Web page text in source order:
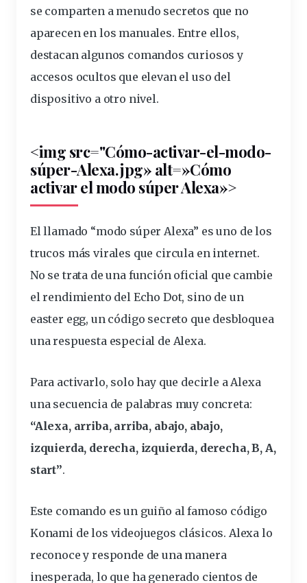
se comparten a menudo secretos que no
aparecen en los manuales. Entre ellos,
destacan algunos comandos curiosos y
accesos ocultos que elevan el uso del
dispositivo a otro nivel.
<img src="Cómo-activar-el-modo-
súper-Alexa.jpg» alt=»Cómo
activar el modo súper Alexa»>
El llamado “modo súper Alexa” es uno de los
trucos más virales que circula en internet.
No se trata de una funciónoficial que cambie
el rendimiento del Echo Dot, sino de un
easter egg, un código secreto que desbloquea
unarespuestaespecial de Alexa.
Para activarlo, solo hay que decirle a Alexa
una secuencia de palabras muy concreta:
“Alexa, arriba, arriba, abajo, abajo,
izquierda, derecha, izquierda, derecha, B, A,
start”.
Este comando es un guiño al famoso código
Konami de los videojuegos clásicos. Alexa lo
reconoce y responde de una manera
inesperada, lo que ha generado cientos de